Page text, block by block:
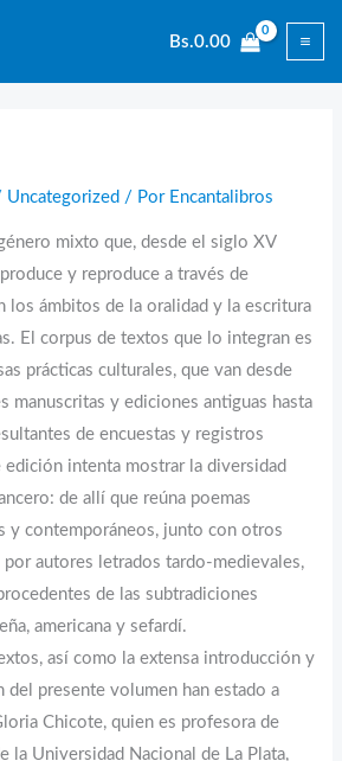
Bs.0.00
Uncategorized / Por Encantalibros
mixto que, desde el siglo XV
y reproduce a través de
los ámbitos de la oralidad y la escritura
El corpus de textos que lo integran es
prácticas culturales, que van desde
manuscritas y ediciones antiguas hasta
de encuestas y registros
edición intenta mostrar la diversidad
de allí que reúna poemas
y contemporáneos, junto con otros
autores letrados tardo-medievales,
de las subtradiciones
americana y sefardí.
así como la extensa introducción y
del presente volumen han estado a
Chicote, quien es profesora de
la Universidad Nacional de La Plata,